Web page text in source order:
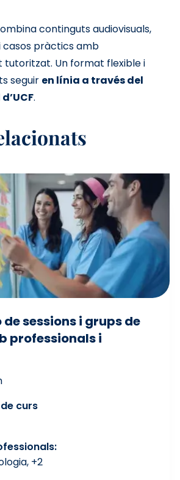
continguts audiovisuals,
casos pràctics amb
Un format flexible i
seguir en línia a través del
.
sessions i grups de
professionals i
curs
+2